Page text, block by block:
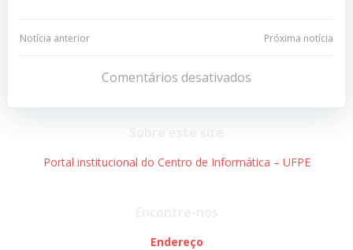
Navegação
Post
Notícia anterior
Navegação
de
Post
Próxima notícia
Comentários desativados
Portal institucional do Centro de Informática – UFPE
Endereço